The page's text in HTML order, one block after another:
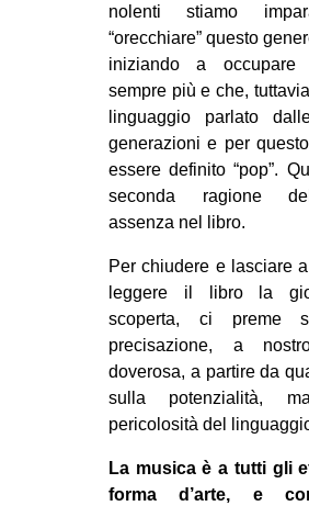
nolenti stiamo
“orecchiare” questo
iniziando a
sempre più e che,
linguaggio parlato
generazioni e per
essere definito “pop”.
seconda ragione
assenza nel libro.
Per chiudere e lasciare
leggere il libro la
scoperta, ci preme
precisazione, a
doverosa, a partire da
sulla potenzialità,
pericolosità del
La musica è a tutti gli
forma d’arte, e